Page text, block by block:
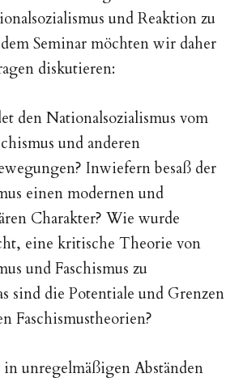
und Reaktion zu
Seminar möchten wir daher
diskutieren:
den Nationalsozialismus vom
und anderen
Inwiefern besaß der
einen modernen und
Charakter? Wie wurde
eine kritische Theorie von
und Faschismus zu
sind die Potentiale und Grenzen
Faschismustheorien?
unregelmäßigen Abständen